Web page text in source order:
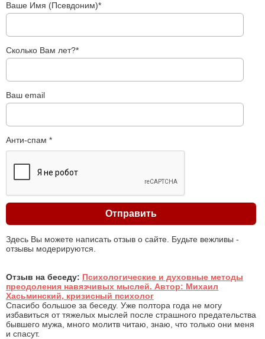
Ваше Имя (Псевдоним)*
Сколько Вам лет?*
Ваш email
Анти-спам *
Здесь Вы можете написать отзыв о сайте. Будьте вежливы -
отзывы модерируются.
Отзыв на беседу: Психологические и духовные методы
преодоления навязчивых мыслей. Автор: Михаил
Хасьминский, кризисный психолог
Спасибо большое за беседу. Уже полтора года не могу
избавиться от тяжелых мыслей после страшного предательства
бывшего мужа, много молитв читаю, знаю, что только они меня
и спасут.